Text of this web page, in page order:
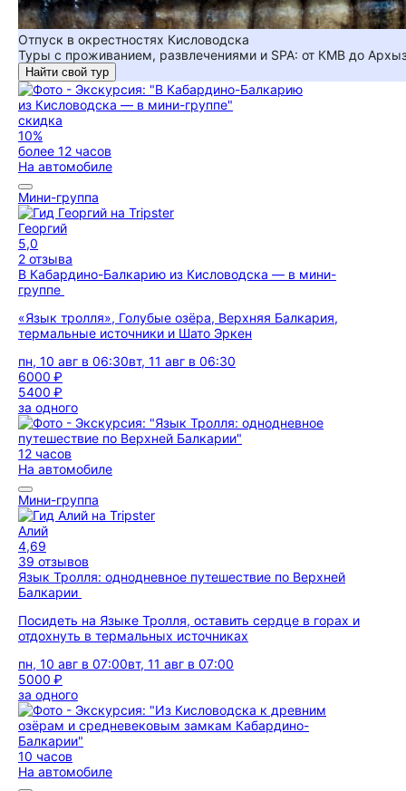
Отпуск в окрестностях Кисловодска
Туры с проживанием, развлечениями и SPA: от КМВ до
Найти свой тур
скидка
10%
более 12 часов
На автомобиле
Мини-группа
Георгий
5,0
2 отзыва
В Кабардино-Балкарию из Кисловодска — в мини-
группе
«Язык тролля», Голубые озёра, Верхняя Балкария,
термальные источники и Шато Эркен
пн, 10 авг в 06:30вт, 11 авг в 06:30
6000 ₽
5400 ₽
за одного
12 часов
На автомобиле
Мини-группа
Алий
4,69
39 отзывов
Язык Тролля: однодневное путешествие по Верхней
Балкарии
Посидеть на Языке Тролля, оставить сердце в горах и
отдохнуть в термальных источниках
пн, 10 авг в 07:00вт, 11 авг в 07:00
5000 ₽
за одного
10 часов
На автомобиле